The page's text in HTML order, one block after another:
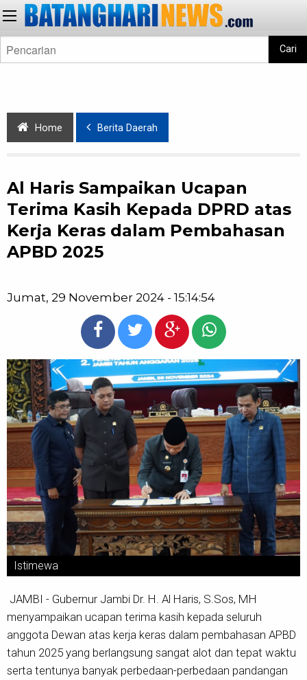
Cari
Home Berita Daerah
Al Haris Sampaikan Ucapan
Terima Kasih Kepada DPRD atas
Kerja Keras dalam Pembahasan
APBD 2025
Jumat, 29 November 2024 - 15:14:54
Istimewa
JAMBI - Gubernur Jambi Dr. H. Al Haris, S.Sos, MH
menyampaikan ucapan terima kasih kepada seluruh
anggota Dewan atas kerja keras dalam pembahasan APBD
tahun 2025 yang berlangsung sangat alot dan tepat waktu
serta tentunya banyak perbedaan-perbedaan pandangan